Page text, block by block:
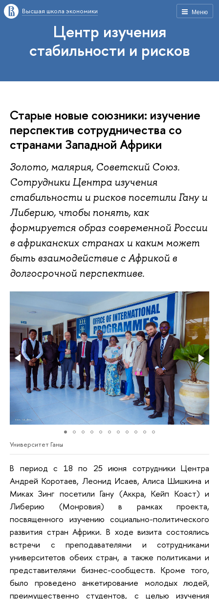
Меню
Высшая школа экономики
Центр изучения
стабильности и рисков
Старые новые союзники: изучение
перспектив сотрудничества со
странами Западной Африки
Золото, малярия, Советский Союз.
Сотрудники Центра изучения
стабильности и рисков посетили Гану и
Либерию, чтобы понять, как
формируется образ современной России
в африканских странах и каким может
быть взаимодействие с Африкой в
долгосрочной перспективе.
Университет Ганы
В период с 18 по 25 июня сотрудники Центра
Андрей Коротаев, Леонид Исаев, Алиса Шишкина и
Миках Зинг посетили Гану (Аккра, Кейп Коаст) и
Либерию (Монровия) в рамках проекта,
посвященного изучению социально-политического
развития стран Африки. В ходе визита состоялись
встречи с преподавателями и сотрудниками
университетов обеих стран, а также политиками и
представителями бизнес-сообществ. Кроме того,
было проведено анкетирование молодых людей,
преимущественно студентов, с целью изучения